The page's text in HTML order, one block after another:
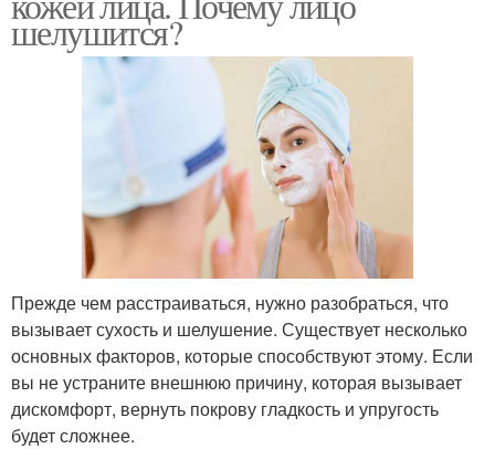
шелушится?
Прежде чем расстраиваться, нужно разобраться, что
вызывает сухость и шелушение. Существует несколько
основных факторов, которые способствуют этому. Если
вы не устраните внешнюю причину, которая вызывает
дискомфорт, вернуть покрову гладкость и упругость
будет сложнее.